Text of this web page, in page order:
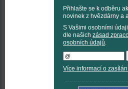
Přihlašte se k odběru
novinek z hvězdárny a
S Vašimi osobními
dle našich zásad
osobních údajů.
Více informací o